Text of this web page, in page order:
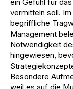
ein Gefühl für
vermitteln soll.
begriffliche
Management
Notwendigkeit
hingewiesen,
Besondere